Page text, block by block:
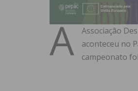
A
Associação
aconteceu no
campeonato